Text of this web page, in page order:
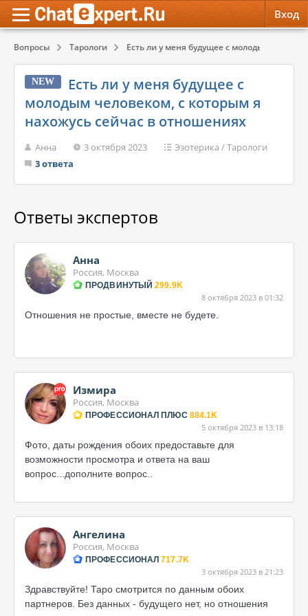
Вход
Вопросы Тарологи Есть ли у меня будущее с молодым
NEW
Есть ли у меня будущее с
молодым человеком, с которым я
нахожусь сейчас в отношениях
Анна 3 октября 2023 Эзотерика /Тарологи
3 ответа
Ответы экспертов
Анна
Россия, Москва
ПРОДВИНУТЫЙ 299.9K
8 октября 2023 в 01:32
Отношения не простые, вместе не будете.
Измира
Россия, Москва
ПРОФЕССИОНАЛ ПЛЮС 884.1K
5 октября 2023 в 13:18
Фото, даты рождения обоих предоставьте для
возможности просмотра и ответа на ваш
вопрос...дополните вопрос..
Ангелина
Россия, Москва
ПРОФЕССИОНАЛ 717.7K
3 октября 2023 в 21:23
Здравствуйте! Таро смотрится по данным обоих
партнеров. Без данных - будущего нет, но отношения
Психология
Эзотерика
Красота, Здоровье
Психология
Эзотерика
Красота, Здоровье
Обратная связь
Служба поддержки
Правила сервиса